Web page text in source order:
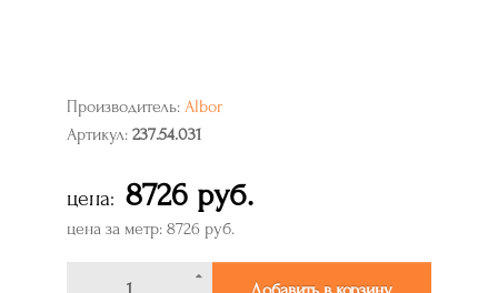
Производитель: Albor
Артикул: 237.54.031
цена: 8726 руб.
цена за метр: 8726 руб.